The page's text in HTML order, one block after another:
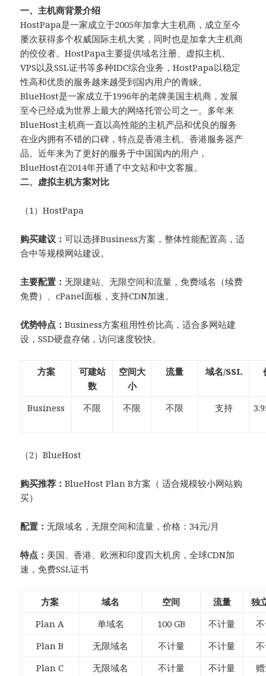
一、主机商背景介绍
HostPapa是一家成立于2005年加拿大主机商，成立至今
屡次获得多个权威国际主机大奖，同时也是加拿大主机商
的佼佼者。HostPapa主要提供域名注册、虚拟主机、
VPS以及SSL证书等多种IDC综合业务，HostPapa以稳定
性高和优质的服务越来越受到国内用户的青睐。
BlueHost是一家成立于1996年的老牌美国主机商，发展
至今已经成为世界上最大的网络托管公司之一。多年来
BlueHost主机商一直以高性能的主机产品和优良的服务
在业内拥有不错的口碑，特点是香港主机、香港服务器产
品。近年来为了更好的服务于中国国内的用户，
BlueHost在2014年开通了中文站和中文客服。
二、虚拟主机方案对比
（1）HostPapa
购买建议：可以选择Business方案，整体性能配置高，适
合中等规模网站建设。
主要配置：无限建站、无限空间和流量，免费域名（续费
免费）、cPanel面板，支持CDN加速。
优势特点：Business方案租用性价比高，适合多网站建
设，SSD硬盘存储，访问速度较快。
方案
可建站
数
空间大
小
流量 域名/SSL
Business 不限 不限 不限 支持
（2）BlueHost
购买推荐：BlueHost Plan B方案（ 适合规模较小网站购
买）
配置：无限域名，无限空间和流量，价格：34元/月
特点： 美国、香港、欧洲和印度四大机房，全球CDN加
速，免费SSL证书
方案 域名 空间 流量
独
Plan A
单域名 100 GB 不计量
Plan B
无限域名 不计量 不计量
Plan C
无限域名 不计量 不计量